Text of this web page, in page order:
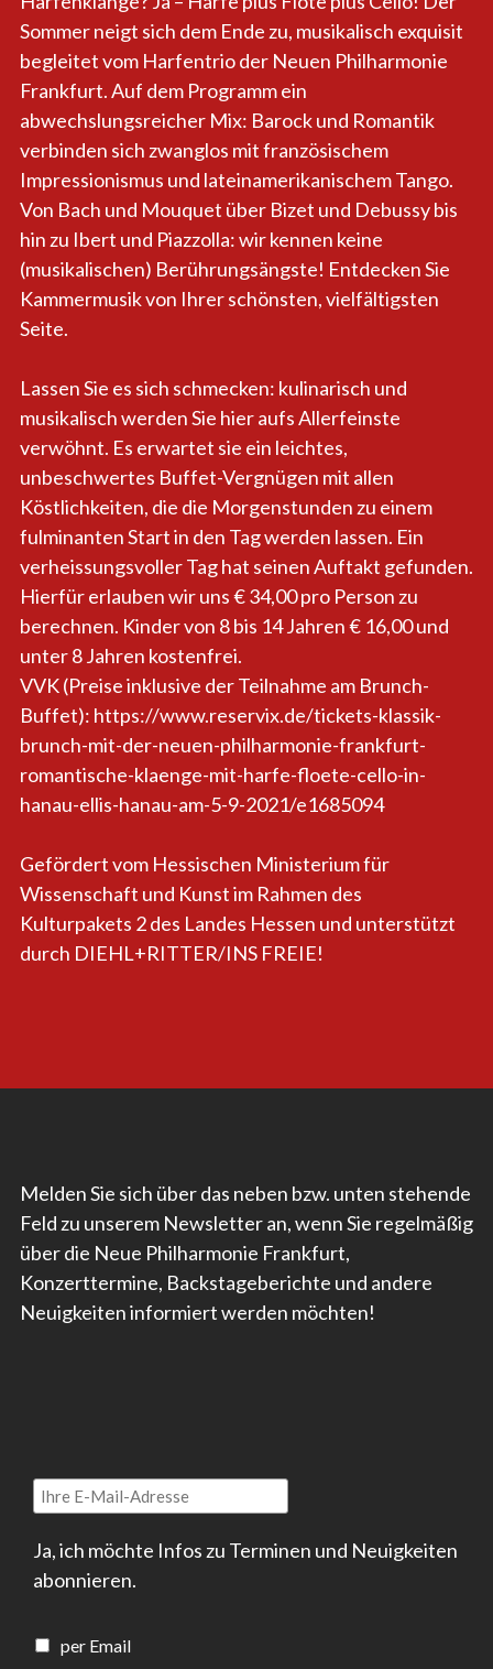
Sommer neigt sich dem Ende zu, musikalisch exquisit
begleitet vom Harfentrio der Neuen Philharmonie
Frankfurt. Auf dem Programm ein
abwechslungsreicher Mix: Barock und Romantik
verbinden sich zwanglos mit französischem
Impressionismus und lateinamerikanischem Tango.
Von Bach und Mouquet über Bizet und Debussy bis
hin zu Ibert und Piazzolla: wir kennen keine
(musikalischen) Berührungsängste! Entdecken Sie
Kammermusik von Ihrer schönsten, vielfältigsten
Seite.
Lassen Sie es sich schmecken: kulinarisch und
musikalisch werden Sie hier aufs Allerfeinste
verwöhnt. Es erwartet sie ein leichtes,
unbeschwertes Buffet-Vergnügen mit allen
Köstlichkeiten, die die Morgenstunden zu einem
fulminanten Start in den Tag werden lassen. Ein
verheissungsvoller Tag hat seinen Auftakt gefunden.
Hierfür erlauben wir uns € 34,00 pro Person zu
berechnen. Kinder von 8 bis 14 Jahren € 16,00 und
unter 8 Jahren kostenfrei.
VVK (Preise inklusive der Teilnahme am Brunch-
Buffet): https://www.reservix.de/tickets-klassik-
brunch-mit-der-neuen-philharmonie-frankfurt-
romantische-klaenge-mit-harfe-floete-cello-in-
hanau-ellis-hanau-am-5-9-2021/e1685094
Gefördert vom Hessischen Ministerium für
Wissenschaft und Kunst im Rahmen des
Kulturpakets 2 des Landes Hessen und unterstützt
durch DIEHL+RITTER/INS FREIE!
Melden Sie sich über das neben bzw. unten stehende
Feld zu unserem Newsletter an, wenn Sie regelmäßig
über die Neue Philharmonie Frankfurt,
Konzerttermine, Backstageberichte und andere
Neuigkeiten informiert werden möchten!
Ja, ich möchte Infos zu Terminen und Neuigkeiten
abonnieren.
per Email